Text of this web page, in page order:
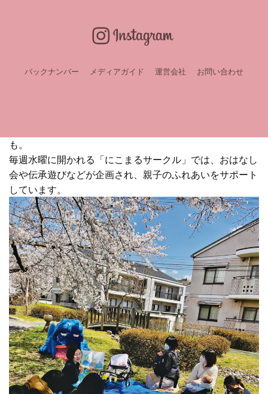
バックナンバー メディアガイド 運営会社 お問い合わせ
今年の4月、北安曇郡池田町に「池田町こども家庭センタ
ー『にこまる』」が誕生。平日、親子を対象に開放される
ど、多角的な子育て支援を行う施設です。
も。
毎週水曜に開かれる「にこまるサークル」では、おはなし
会や伝承遊びなどが企画され、親子のふれあいをサポート
しています。